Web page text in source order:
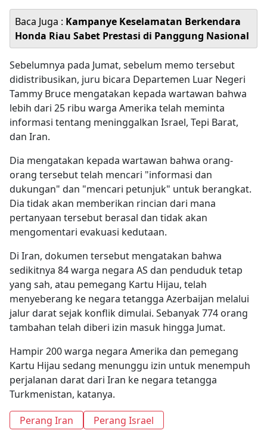
Baca Juga : Kampanye Keselamatan Berkendara
Honda Riau Sabet Prestasi di Panggung Nasional
Sebelumnya pada Jumat, sebelum memo tersebut
didistribusikan, juru bicara Departemen Luar Negeri
Tammy Bruce mengatakan kepada wartawan bahwa
lebih dari 25 ribu warga Amerika telah meminta
informasi tentang meninggalkan Israel, Tepi Barat,
dan Iran.
Dia mengatakan kepada wartawan bahwa orang-
orang tersebut telah mencari "informasi dan
dukungan" dan "mencari petunjuk" untuk berangkat.
Dia tidak akan memberikan rincian dari mana
pertanyaan tersebut berasal dan tidak akan
mengomentari evakuasi kedutaan.
Di Iran, dokumen tersebut mengatakan bahwa
sedikitnya 84 warga negara AS dan penduduk tetap
yang sah, atau pemegang Kartu Hijau, telah
menyeberang ke negara tetangga Azerbaijan melalui
jalur darat sejak konflik dimulai. Sebanyak 774 orang
tambahan telah diberi izin masuk hingga Jumat.
Hampir 200 warga negara Amerika dan pemegang
Kartu Hijau sedang menunggu izin untuk menempuh
perjalanan darat dari Iran ke negara tetangga
Turkmenistan, katanya.
Perang Iran
Perang Israel